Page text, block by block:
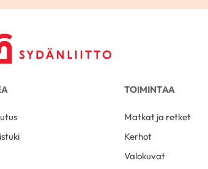
TOIMINTAA
Matkat ja retket
Kerhot
Valokuvat